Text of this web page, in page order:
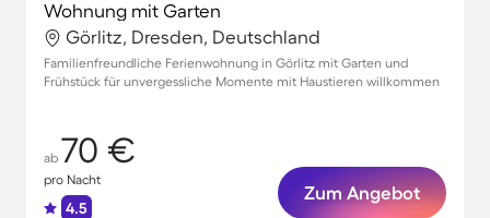
Wohnung mit Garten
Görlitz, Dresden, Deutschland
Familienfreundliche Ferienwohnung in Görlitz mit Garten und
Frühstück für unvergessliche Momente mit Haustieren willkommen
ab 70 €
pro Nacht
4.5
Zum Angebot